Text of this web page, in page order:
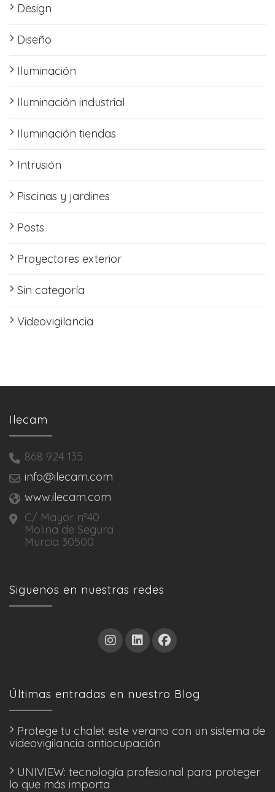
Design
Diseño
Iluminación
Iluminación industrial
Iluminación tiendas
Intrusión
Piscinas y jardines
Posts
Proyectores exterior
Sin categoría
Videovigilancia
Ilecam
868 924 135
info@ilecam.com
www.ilecam.com
C/ Mayor nº40
Molina de Segura
Murcia 30500
Siguenos en nuestras redes
Últimas entradas en nuestro Blog
Protege tu chalet este verano con un sistema de
videovigilancia antiocupación
UNIVIEW: tecnología profesional para proteger
lo que más importa